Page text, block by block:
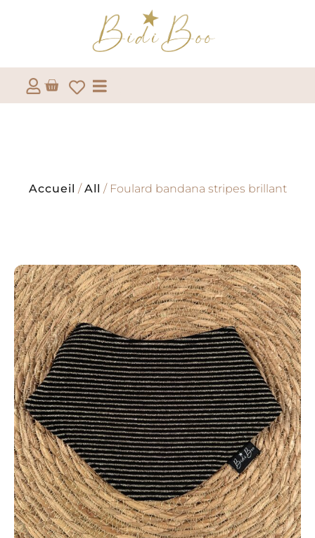
Accueil /All / Foulard bandana stripes brillant